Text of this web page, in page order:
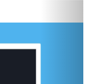
le développement
déploiement...